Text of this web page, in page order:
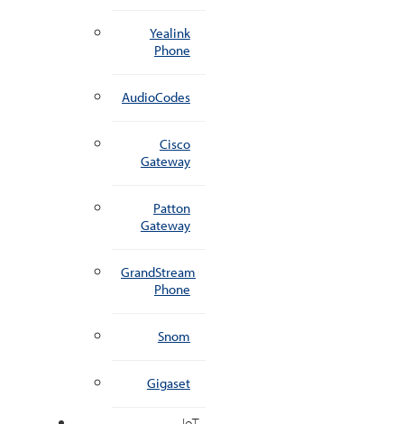
Yealink
Phone
AudioCodes
Cisco
Gateway
Patton
Gateway
GrandStream
Phone
Snom
Gigaset